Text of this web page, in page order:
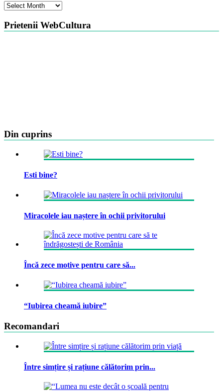
Arhiva
Prietenii WebCultura
Din cuprins
Esti bine?
Miracolele iau naștere în ochii privitorului
Încă zece motive pentru care să...
“Iubirea cheamă iubire”
Recomandari
Între simțire și rațiune călătorim prin...